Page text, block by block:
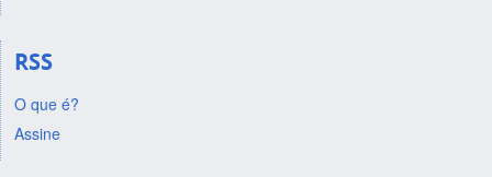
RSS
O que é?
Assine